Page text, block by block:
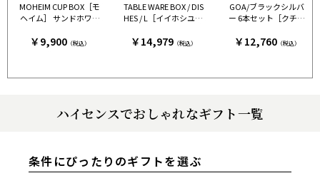
MOHEIM CUP BOX［モ
ヘイム］ サンドホワイ
ム］
￥9,900（税込）
TABLE WARE BOX / DIS
HES / L［イイホシユミ
ー＆ベージュ［イイホ
￥14,979（税込）
GOA/ブラックシルバ
ー 6本セット［クチポ
￥12,760（税込）
ハイセンスでおしゃれなギフト一覧
条件にぴったりのギフトを選ぶ